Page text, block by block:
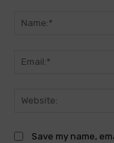
Save my name,